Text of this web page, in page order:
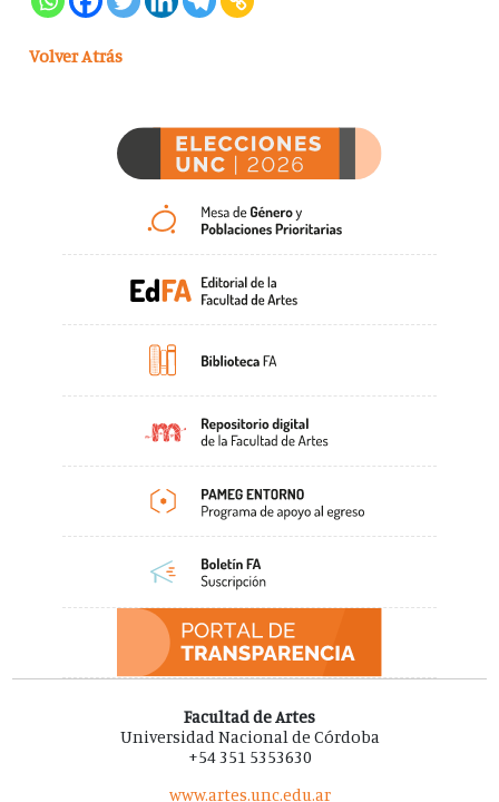
Volver Atrás
Facultad de Artes
Universidad Nacional de Córdoba
+54 351 5353630
www.artes.unc.edu.ar